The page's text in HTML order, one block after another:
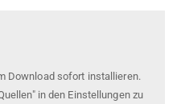
Download sofort installieren.
in den Einstellungen zu